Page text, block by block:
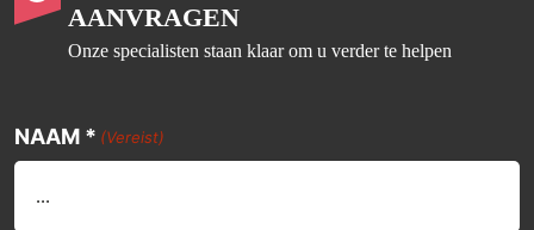
AANVRAGEN
Onze specialisten staan klaar om u verder te helpen
NAAM * (Vereist)